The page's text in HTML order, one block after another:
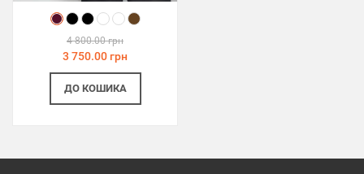
4 800.00 грн
3 750.00 грн
ДО КОШИКА